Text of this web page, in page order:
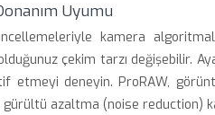
Uyumu
kamera
olduğunuz çekim tarzı
etmeyi deneyin. ProRAW,
azaltma (noise reduction)